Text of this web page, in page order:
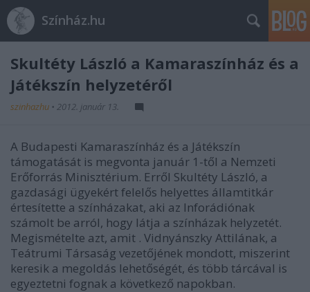
Színház.hu
Skultéty László a Kamaraszínház és a
Játékszín helyzetéről
szinhazhu • 2012. január 13.
A Budapesti Kamaraszínház és a Játékszín
támogatását is megvonta január 1-től a Nemzeti
Erőforrás Minisztérium. Erről Skultéty László, a
gazdasági ügyekért felelős helyettes államtitkár
értesítette a színházakat, aki az Inforádiónak
számolt be arról, hogy látja a színházak helyzetét.
Megismételte azt, amit . Vidnyánszky Attilának, a
Teátrumi Társaság vezetőjének mondott, miszerint
keresik a megoldás lehetőségét, és több tárcával is
egyeztetni fognak a következő napokban.